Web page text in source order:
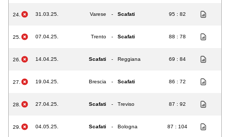
24. 31.03.25. Varese - Scafati 95 : 82
25. 07.04.25. Trento - Scafati 88 : 78
26. 14.04.25. Scafati - Reggiana 69 : 84
27. 19.04.25. Brescia - Scafati 86 : 72
28. 27.04.25. Scafati - Treviso 87 : 92
29. 04.05.25. Scafati - Bologna 87 : 104